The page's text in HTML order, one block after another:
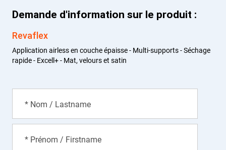
Demande d'information sur le produit :
Revaflex
Application airless en couche épaisse - Multi-supports - Séchage
rapide - Excell+ - Mat, velours et satin
* Nom / Lastname
* Prénom / Firstname